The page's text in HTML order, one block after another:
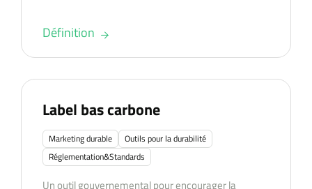
Définition
Label bas carbone
Marketing durable
Outils pour la durabilité
Réglementation&Standards
Un outil gouvernemental pour encourager la